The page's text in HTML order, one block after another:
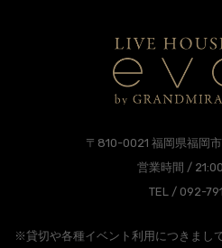
〒810-0021 福岡県福岡
営業時間 /
TEL / 092-
※貸切や各種イベント利用につきまし